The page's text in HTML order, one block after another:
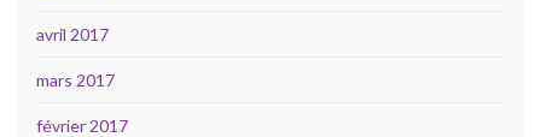
avril 2017
mars 2017
février 2017